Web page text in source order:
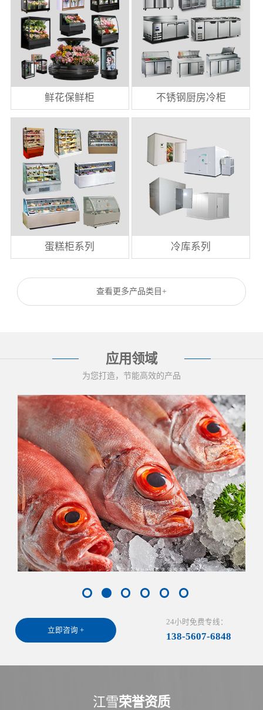
鲜花保鲜柜 不锈钢厨房冷柜
蛋糕柜系列 冷库系列
查看更多产品类目+
应用领域
为您打造，节能高效的产品
立即咨询 +
24小时免费专线：
138-5607-6848
江雪荣誉资质